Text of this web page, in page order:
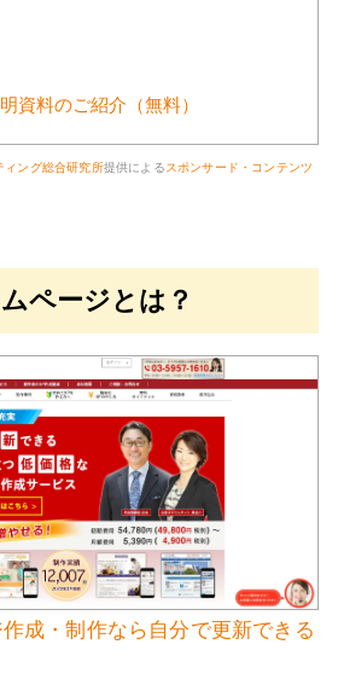
資料のご紹介（無料）
ィング総合研究所提供によるスポンサード・コンテンツ
ページとは？
成・制作なら自分で更新できる